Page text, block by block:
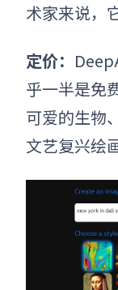
术家来说，
定价：
乎一半是免
可爱的生物
文艺复兴绘